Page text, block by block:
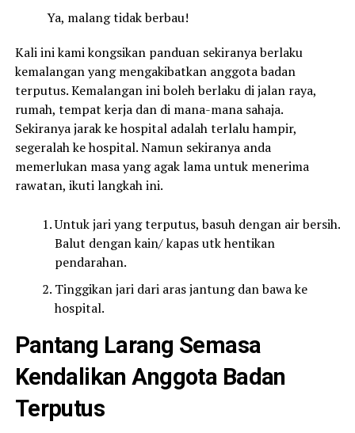
Ya, malang tidak berbau!
Kali ini kami kongsikan panduan sekiranya berlaku
kemalangan yang mengakibatkan anggota badan
terputus. Kemalangan ini boleh berlaku di jalan raya,
rumah, tempat kerja dan di mana-mana sahaja.
Sekiranya jarak ke hospital adalah terlalu hampir,
segeralah ke hospital. Namun sekiranya anda
memerlukan masa yang agak lama untuk menerima
rawatan, ikuti langkah ini.
Untuk jari yang terputus, basuh dengan air bersih.
Balut dengan kain/ kapas utk hentikan
pendarahan.
Tinggikan jari dari aras jantung dan bawa ke
hospital.
Pantang Larang Semasa
Kendalikan Anggota Badan
Terputus